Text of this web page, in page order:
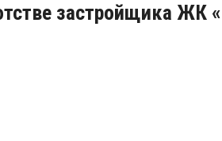
застройщика ЖК